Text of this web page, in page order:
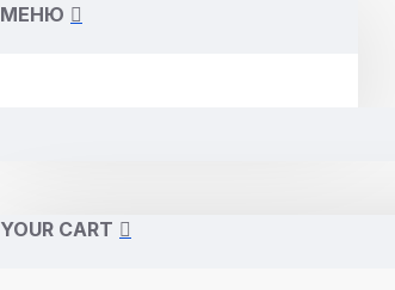
МЕНЮ
YOUR CART